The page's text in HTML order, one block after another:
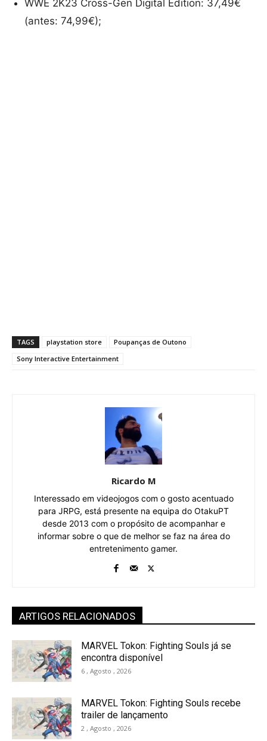
WWE 2K23 Cross-Gen Digital Edition: 37,49€
(antes: 74,99€);
TAGS playstation store
Poupanças de Outono
Sony Interactive Entertainment
Ricardo M
Interessado em videojogos com o gosto acentuado
para JRPG, está presente na equipa do OtakuPT
desde 2013 com o propósito de acompanhar e
informar sobre o que de melhor se faz na área do
entretenimento gamer.
ARTIGOS RELACIONADOS
MARVEL Tokon: Fighting Souls já se
encontra disponível
6 , Agosto , 2026
MARVEL Tokon: Fighting Souls recebe
trailer de lançamento
2 , Agosto , 2026